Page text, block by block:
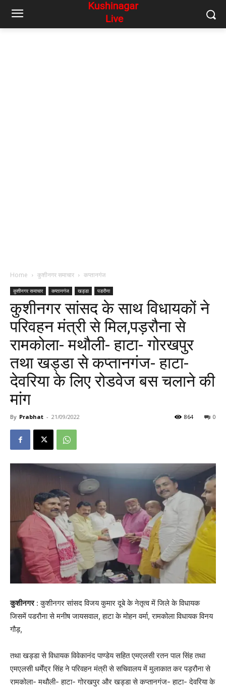
Home कुशीनगर समाचार कप्तानगंज
कुशीनगर समाचार कप्तानगंज खड्डा पडरौना
कुशीनगर सांसद के साथ विधायकों ने
परिवहन मंत्री से मिल,पड़रौना से
रामकोला- मथौली- हाटा- गोरखपुर
तथा खड्डा से कप्तानगंज- हाटा-
देवरिया के लिए रोडवेज बस चलाने की
मांग
By Prabhat - 21/09/2022 0
864
कुशीनगर: कुशीनगर सांसद विजय कुमार दूबे के नेतृत्व में जिले के विधायक
जिसमें पडरौना से मनीष जायसवाल, हाटा के मोहन वर्मा, रामकोला विधायक विनय
गौड़,
तथा खड्डा से विधायक विवेकानंद पाण्डेय सहित एमएलसी रतन पाल सिंह तथा
एमएलसी धर्मेंद्र सिंह ने परिवहन मंत्री से सचिवालय में मुलाकात कर पड़रौना से
रामकोला- मथौली- हाटा- गोरखपुर और खड्डा से कप्तानगंज- हाटा- देवरिया के